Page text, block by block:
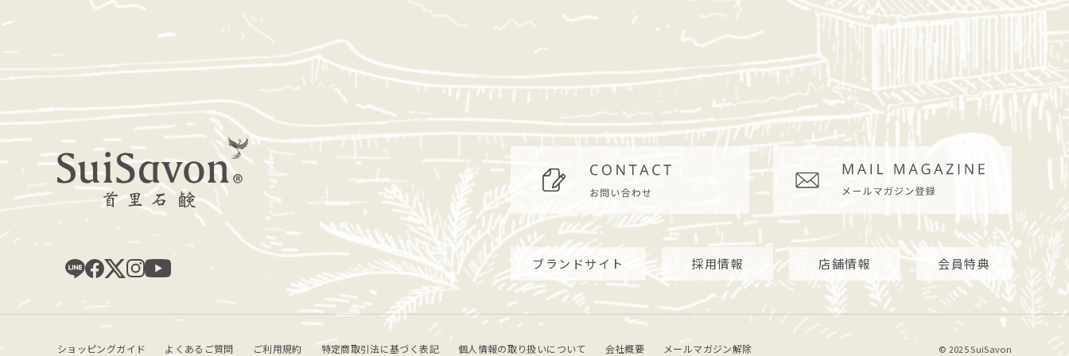
ブランドサイト 採用情報 店舗情報 会員特典
ショッピングガイド よくあるご質問 ご利用規約 特定商取引法に基づく表記 個人情報の取り扱いについて 会社概要 メールマガジン解除 © 2025 SuiSavon